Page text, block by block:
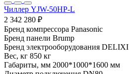
Чиллер YJW-50HP-L
2 342 280 ₽
Бренд компрессора Panasonic
Бренд панели Brump
Бренд электрооборудования DELIXI
Вес, кг 850 кг
Габариты, мм 2000*1000*1600 мм